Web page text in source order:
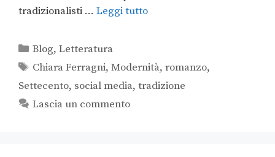
tradizionalisti … Leggi tutto
Blog,Letteratura
Chiara Ferragni,Modernità,romanzo,
Settecento, social media, tradizione
Lascia un commento